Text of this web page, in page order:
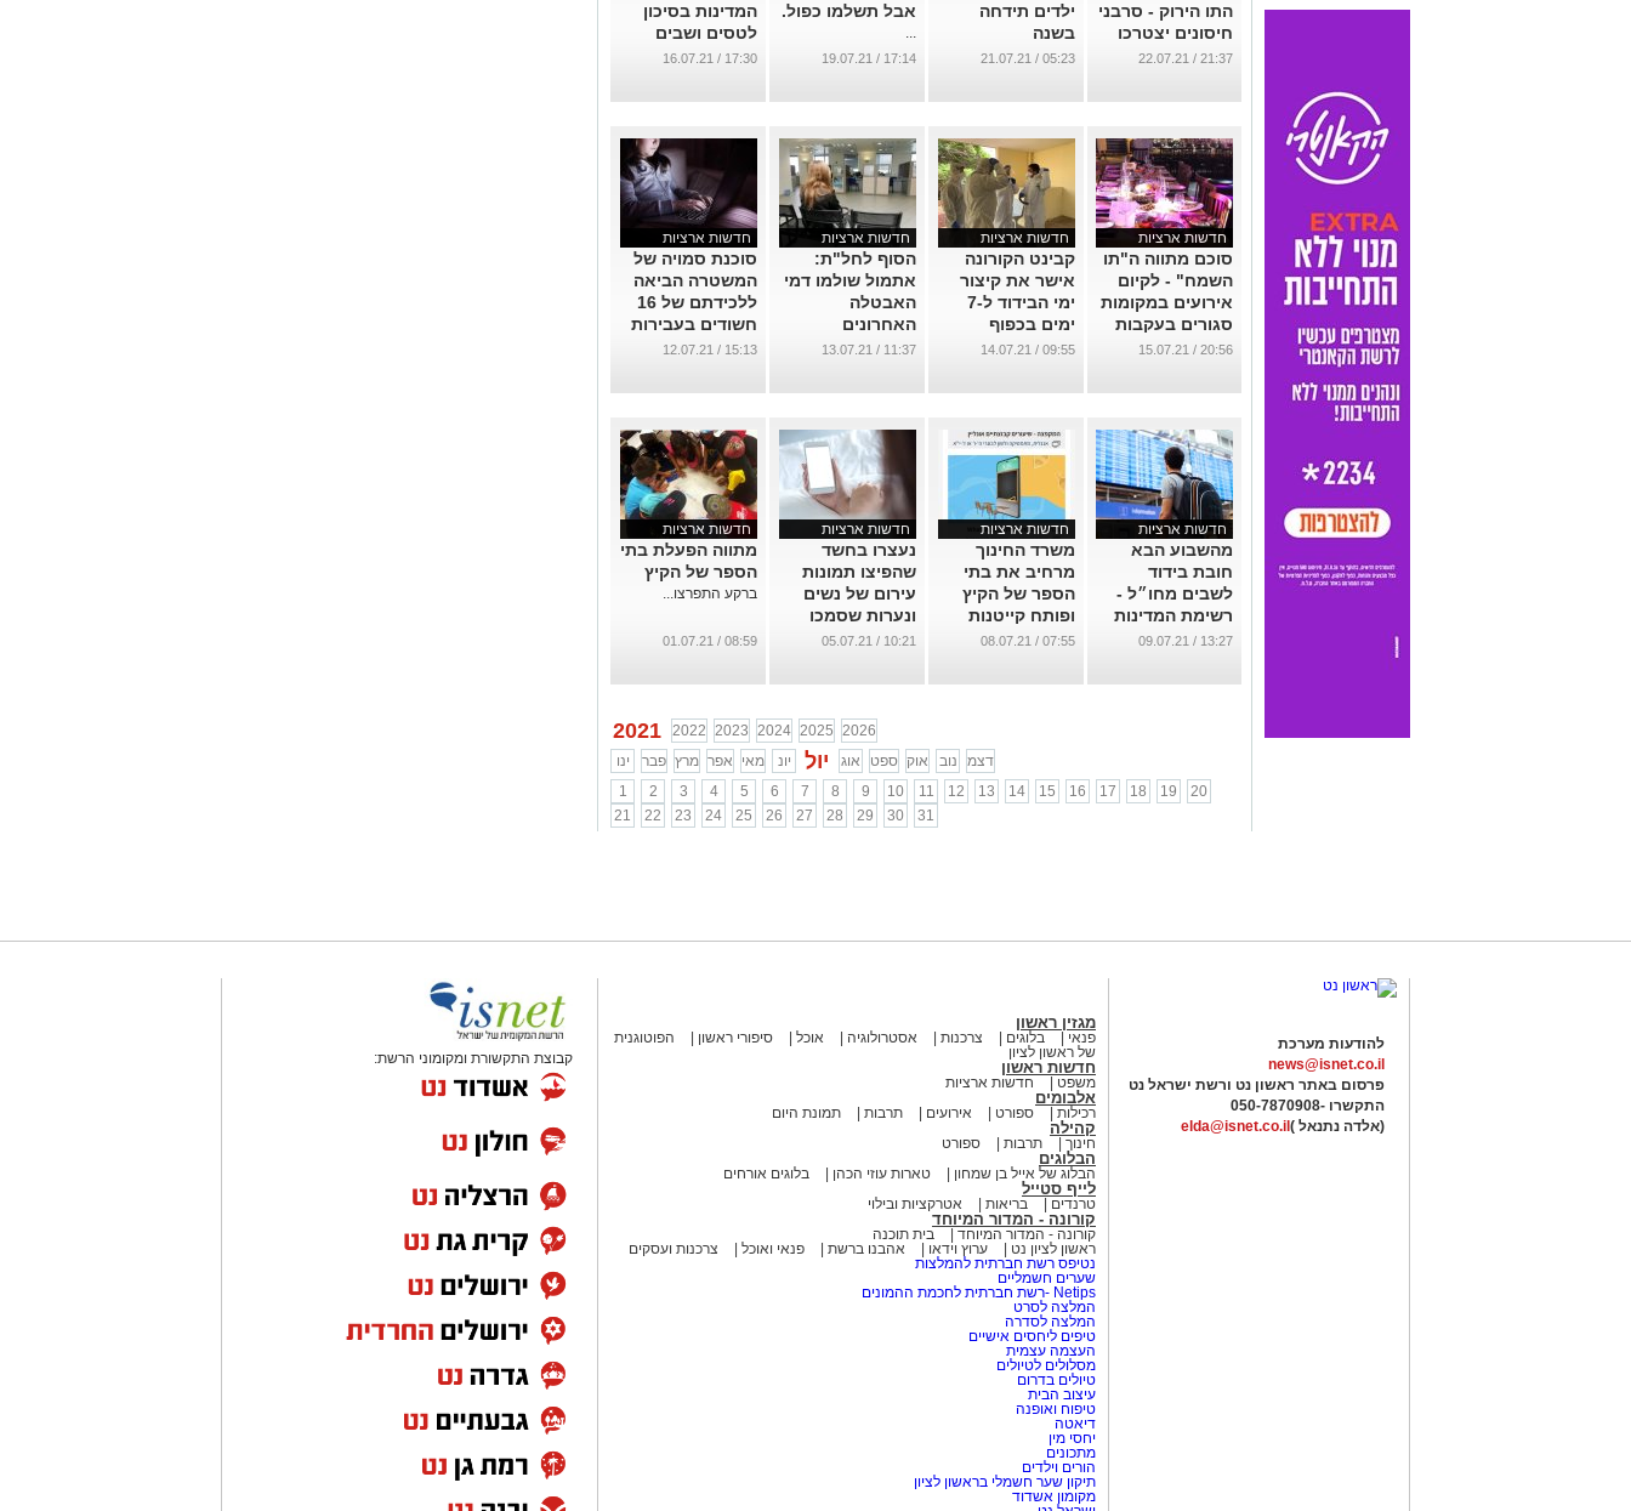
התו הירוק - סרבני
חיסונים יצטרכו
מעתה לשלם על
...
21:37 / 22.07.21
ילדים תידחה
בשנה
...
05:23 / 21.07.21
אבל תשלמו כפול.
...
17:14 / 19.07.21
המדינות בסיכון
לטסים ושבים
...
17:30 / 16.07.21
חדשות ארציות
סוכם מתווה ה"תו
השמח" - לקיום
אירועים במקומות
סגורים בעקבות
התפשטות
...
20:56 / 15.07.21
חדשות ארציות
קבינט הקורונה
אישר את קיצור
ימי הבידוד ל-7
ימים בכפוף
לקבלת בדיקה
...
09:55 / 14.07.21
חדשות ארציות
הסוף לחל"ת:
אתמול שולמו דמי
האבטלה
האחרונים
למובטלי הקורונה
11:37 / 13.07.21
חדשות ארציות
סוכנת סמויה של
המשטרה הביאה
ללכידתם של 16
חשודים בעבירות
מין ברשת
15:13 / 12.07.21
חדשות ארציות
מהשבוע הבא
חובת בידוד
לשבים מחו״ל -
רשימת המדינות
האדומות
...
13:27 / 09.07.21
חדשות ארציות
משרד החינוך
מרחיב את בתי
הספר של הקיץ
ופותח קייטנות
דיגיטליות
א'-י"א
07:55 / 08.07.21
חדשות ארציות
נעצרו בחשד
שהפיצו תמונות
עירום של נשים
ונערות שסמכו
עליהם
10:21 / 05.07.21
חדשות ארציות
מתווה הפעלת בתי
הספר של הקיץ
ברקע התפרצו...
08:59 / 01.07.21
2021 2022 2023 2024 2025 2026
ינו
פבר מרץ אפר מאי יונ יול אוג ספט אוק נוב
דצמ
1
2 3 4 5 6 7 8 9 10 11 12 13 14 15 16 17 18 19
20
21
22 23 24 25 26 27 28 29 30 31
להודעות מערכת
news@isnet.co.il
פרסום באתר ראשון נט ורשת ישראל נט
התקשרו -050-7870908
(אלדה נתנאל ) elda@isnet.co.il
מגזין ראשון
פנאי בלוגים צרכנות אסטרולוגיה אוכל סיפורי ראשון
הפוטוגנית
של ראשון לציון
חדשות ראשון
משפט חדשות ארציות
אלבומים
רכילות ספורט אירועים תרבות תמונת היום
קהילה
חינוך תרבות ספורט
הבלוגים
הבלוג של אייל בן שמחון טארות עוזי הכהן בלוגים אורחים
לייף סטייל
טרנדים בריאות אטרקציות ובילוי
קורונה - המדור המיוחד
קורונה - המדור המיוחד
בית תוכנה
ראשון לציון נט
ערוץ וידאו אהבנו ברשת פנאי ואוכל
צרכנות ועסקים
נטיפס רשת חברתית להמלצות
שערים חשמליים
Netips -רשת חברתית לחכמת ההמונים
המלצה לסרט
המלצה לסדרה
טיפים ליחסים אישיים
העצמה עצמית
מסלולים לטיולים
טיולים בדרום
עיצוב הבית
טיפוח ואופנה
דיאטה
יחסי מין
מתכונים
הורים וילדים
תיקון שער חשמלי בראשון לציון
מקומון אשדוד
קבוצת התקשורת ומקומוני הרשת: